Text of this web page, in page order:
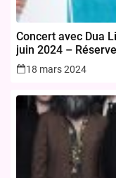
Concert avec Dua
juin 2024 –
18 mars 2024